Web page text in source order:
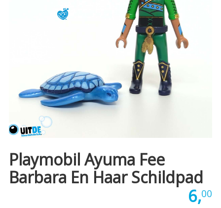
Playmobil Ayuma Fee
Barbara En Haar Schildpad
6,00